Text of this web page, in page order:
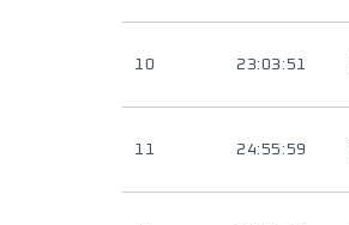
10 23:03:51
11 24:55:59